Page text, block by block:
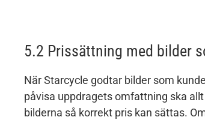
5.2 Prissättning med bilder
När Starcycle godtar bilder som
påvisa uppdragets omfattning ska
bilderna så korrekt pris kan sättas.